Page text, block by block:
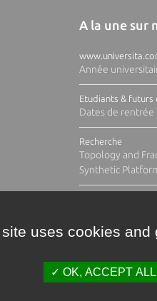
A la une sur
Année
Etudiants & futurs
Dates de
Recherche
Topology and
Synthetic
uses cookies and
OK, ACCEPT ALL